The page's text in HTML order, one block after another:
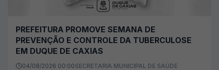
PREFEITURA PROMOVE SEMANA DE
PREVENÇÃO E CONTROLE DA TUBERCULOSE
EM DUQUE DE CAXIAS
04/08/2026 00:00SECRETARIA MUNICIPAL DE SAÚDE